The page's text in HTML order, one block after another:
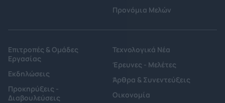
Προνόμια Μελών
Επιτροπές & Ομάδες
Εργασίας
Εκδηλώσεις
Προκηρύξεις -
Διαβουλεύσεις
Τεχνολογικά Νέα
Έρευνες - Μελέτες
Άρθρα & Συνεντεύξεις
Οικονομία